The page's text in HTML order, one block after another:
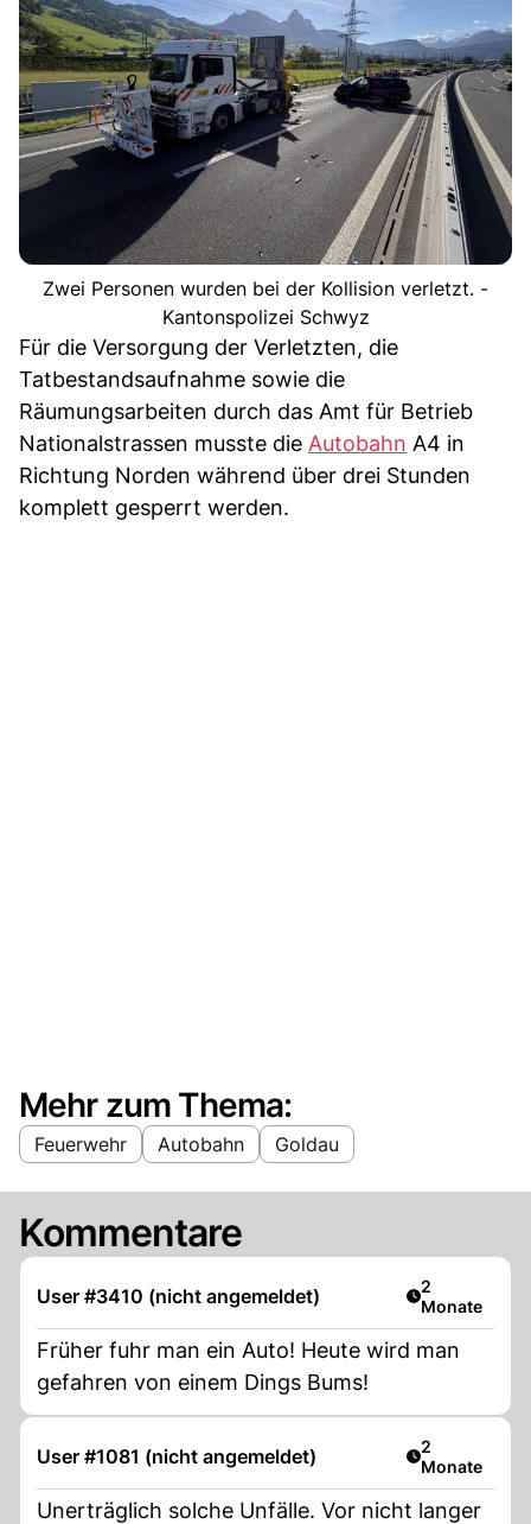
Zwei Personen wurden bei der Kollision verletzt. -
Kantonspolizei Schwyz
Für die Versorgung der Verletzten, die
Tatbestandsaufnahme sowie die
Räumungsarbeiten durch das Amt für Betrieb
Nationalstrassen musste die Autobahn A4 in
Richtung Norden während über drei Stunden
komplett gesperrt werden.
Mehr zum Thema:
Feuerwehr Autobahn Goldau
Kommentare
User #3410 (nicht angemeldet) Artikel
2
Monate
Früher fuhr man ein Auto! Heute wird man
gefahren von einem Dings Bums!
User #1081 (nicht angemeldet) Artikel
2
Monate
Unerträglich solche Unfälle. Vor nicht langer